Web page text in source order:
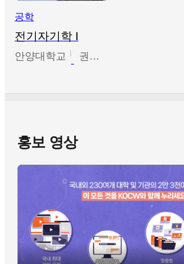
공학
전기자기학 I
안양대학교 권원현
홍보 영상